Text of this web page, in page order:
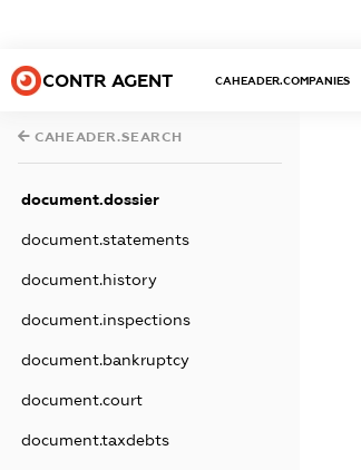
CONTR AGENT CAHEADER.COMPANIES
CAHEADER.SEARCH
document.dossier
document.statements
document.history
document.inspections
document.bankruptcy
document.court
document.taxdebts